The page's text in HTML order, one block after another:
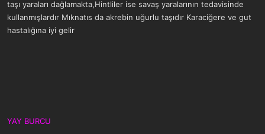
taşı yaraları dağlamakta,Hintliler ise savaş yaralarının tedavisinde
kullanmışlardır Mıknatıs da akrebin uğurlu taşıdır Karaciğere ve gut
hastalığına iyi gelir
YAY BURCU